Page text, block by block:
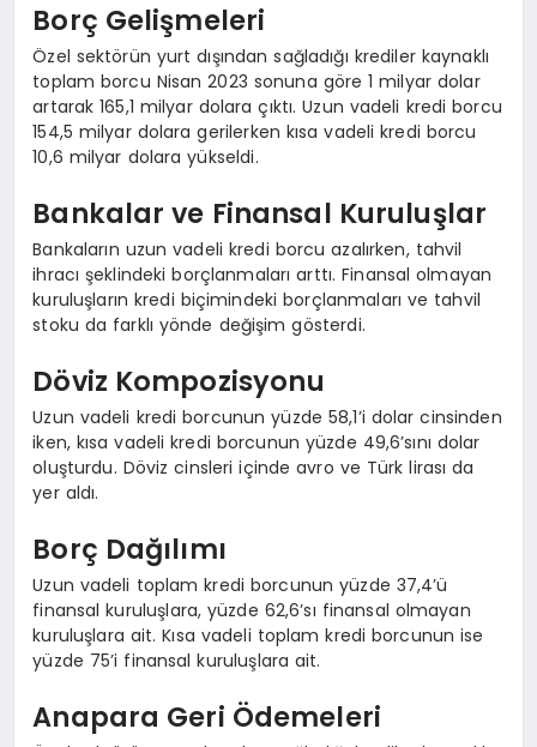
Borç Gelişmeleri
Özel sektörün yurt dışından sağladığı krediler kaynaklı
toplam borcu Nisan 2023 sonuna göre 1 milyar dolar
artarak 165,1 milyar dolara çıktı. Uzun vadeli kredi borcu
154,5 milyar dolara gerilerken kısa vadeli kredi borcu
10,6 milyar dolara yükseldi.
Bankalar ve Finansal Kuruluşlar
Bankaların uzun vadeli kredi borcu azalırken, tahvil
ihracı şeklindeki borçlanmaları arttı. Finansal olmayan
kuruluşların kredi biçimindeki borçlanmaları ve tahvil
stoku da farklı yönde değişim gösterdi.
Döviz Kompozisyonu
Uzun vadeli kredi borcunun yüzde 58,1’i dolar cinsinden
iken, kısa vadeli kredi borcunun yüzde 49,6’sını dolar
oluşturdu. Döviz cinsleri içinde avro ve Türk lirası da
yer aldı.
Borç Dağılımı
Uzun vadeli toplam kredi borcunun yüzde 37,4’ü
finansal kuruluşlara, yüzde 62,6’sı finansal olmayan
kuruluşlara ait. Kısa vadeli toplam kredi borcunun ise
yüzde 75’i finansal kuruluşlara ait.
Anapara Geri Ödemeleri